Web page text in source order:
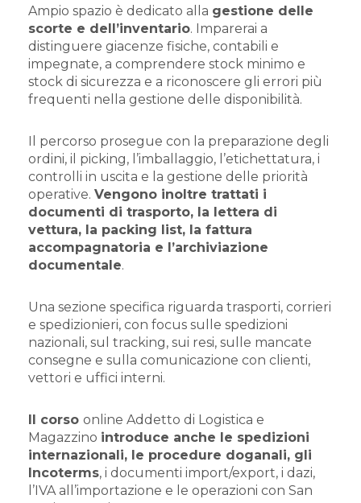
Ampio spazio è dedicato alla gestione delle
scorte e dell’inventario. Imparerai a
distinguere giacenze fisiche, contabili e
impegnate, a comprendere stock minimo e
stock di sicurezza e a riconoscere gli errori più
frequenti nella gestione delle disponibilità.
Il percorso prosegue con la preparazione degli
ordini, il picking, l’imballaggio, l’etichettatura, i
controlli in uscita e la gestione delle priorità
operative. Vengono inoltre trattati i
documenti di trasporto, la lettera di
vettura, la packing list, la fattura
accompagnatoria e l’archiviazione
documentale.
Una sezione specifica riguarda trasporti, corrieri
e spedizionieri, con focus sulle spedizioni
nazionali, sul tracking, sui resi, sulle mancate
consegne e sulla comunicazione con clienti,
vettori e uffici interni.
Il corso online Addetto di Logistica e
Magazzino introduce anche le spedizioni
internazionali, le procedure doganali, gli
Incoterms, i documenti import/export, i dazi,
l’IVA all’importazione e le operazioni con San